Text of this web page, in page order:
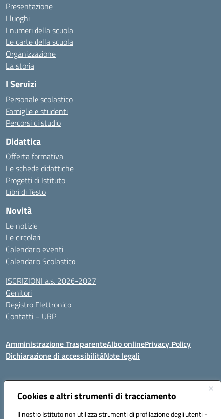
Cookies e altri strumenti di tracciamento
Il nostro Istituto non utilizza strumenti di profilazione degli utenti -
Presentazione
I luoghi
I numeri della scuola
Le carte della scuola
Organizzazione
La storia
I Servizi
Personale scolastico
Famiglie e studenti
Percorsi di studio
Didattica
Offerta formativa
Le schede didattiche
Progetti di Istituto
Libri di Testo
Novità
Le notizie
Le circolari
Calendario eventi
Calendario Scolastico
ISCRIZIONI a.s. 2026-2027
Genitori
Registro Elettronico
Contatti – URP
Amministrazione TrasparenteAlbo onlinePrivacy Policy
Dichiarazione di accessibilitàNote legali
Indirizzo:Via Tiziano, 50 - 60125 Ancona
Posta elettronica certificata (PEC):anic81600p@pec.istruzione.it